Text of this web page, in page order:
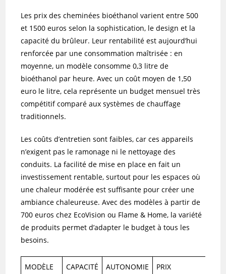
Les prix des cheminées bioéthanol varient entre 500
et 1500 euros selon la sophistication, le design et la
capacité du brûleur. Leur rentabilité est aujourd’hui
renforcée par une consommation maîtrisée : en
moyenne, un modèle consomme 0,3 litre de
bioéthanol par heure. Avec un coût moyen de 1,50
euro le litre, cela représente un budget mensuel très
compétitif comparé aux systèmes de chauffage
traditionnels.
Les coûts d’entretien sont faibles, car ces appareils
n’exigent pas le ramonage ni le nettoyage des
conduits. La facilité de mise en place en fait un
investissement rentable, surtout pour les espaces où
une chaleur modérée est suffisante pour créer une
ambiance chaleureuse. Avec des modèles à partir de
700 euros chez EcoVision ou Flame & Home, la variété
de produits permet d’adapter le budget à tous les
besoins.
MODÈLE
CAPACITÉ
AUTONOMIE
PRIX